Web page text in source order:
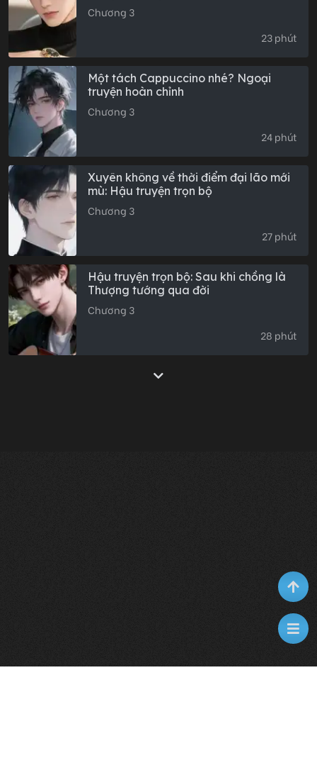
Chương 3
23 phút
Một tách Cappuccino nhé? Ngoại
truyện hoàn chỉnh
Chương 3
24 phút
Xuyên không về thời điểm đại lão mới
mù: Hậu truyện trọn bộ
Chương 3
27 phút
Hậu truyện trọn bộ: Sau khi chồng là
Thượng tướng qua đời
Chương 3
28 phút